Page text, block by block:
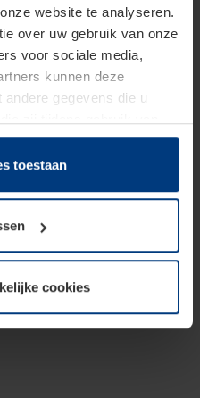
website te analyseren.
over uw gebruik van onze
voor sociale media,
kunnen deze
gegevens die u
om cookies op uw
is. Voor alle andere
benodigd. Uw
bij de uitleg van de
toestaan
cookies